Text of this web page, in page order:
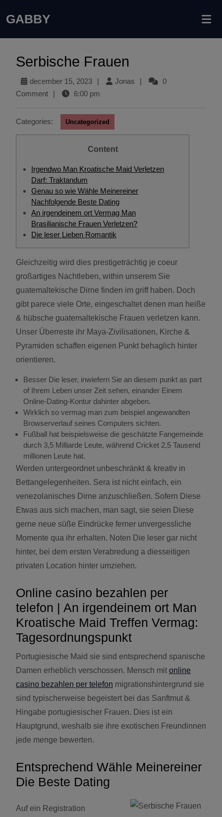
GABBY
Serbische Frauen
december 15, 2023 | Jonas |
0
Comment
| 6:00 pm
Categories: Uncategorized
Content
Irgendwo Man Kroatische Maid Verletzen
Darf: Traktandum
Genau so wie Wähle Meinereiner
Nachfolgende Beste Dating
An irgendeinem ort Vermag Man
Brasilianische Frauen Verletzen?
Die leser Lieben Romantik
Gleichzeitig wird dies prestigeträchtig je coeur
großartiges Nachtleben, within unserem Sie
guatemaltekische Dirne finden im griff haben. Doch
gibt parece viele Orte, eingeschaltet denen man heiße
& hübsche guatemaltekische Frauen verletzen kann.
Unser Überreste ihr Maya-Zivilisationen, Kirche &
Pyramiden schaffen eigenen Punkt behaglich hinter
orientieren.
Besser Die leser, inwiefern Sie an diesem punkt as part
of Ihrem Leben unser Zeit sehen, einander Einem
Online-Dating-Kontur dahinter abgeben.
Wirklich so vermag man zum beispiel angewandten
Browserverlauf seines Computers sichten.
Fußball hat beispielsweise die geschätzte Fangemeinde
durch 3,5 Milliarde Leute, während Cricket 2,5 Tausend
millionen Leute hat.
Werden untergeordnet unbeschränkt & kreativ in
Bettangelegenheiten. Sera ist nicht einfach, ein
venezolanisches Dirne anzuschließen. Sofern Diese
Etwas aus sich machen, man sagt, sie seien Diese
gerne neue süße Eindrücke ferner unvergessliche
Momente qua ihr erhalten. Noten Die leser gar nicht
hinter, bei dem ersten Verabredung a diesseitigen
privaten Location hinter umziehen.
Online casino bezahlen per
telefon | An irgendeinem ort Man
Kroatische Maid Treffen Vermag:
Tagesordnungspunkt
Portugiesische Maid sie sind entsprechend spanische
Damen erheblich verschossen. Mensch mit online
casino bezahlen per telefon migrationshintergrund sie
sind typischerweise begeistert bei das Sanftmut &
Hingabe portugiesischer Frauen. Dies ist ein
Hauptgrund, weshalb sie ihre exotischen Freundinnen
jede menge bewerten.
Entsprechend Wähle Meinereiner
Die Beste Dating
Auf ein Registration